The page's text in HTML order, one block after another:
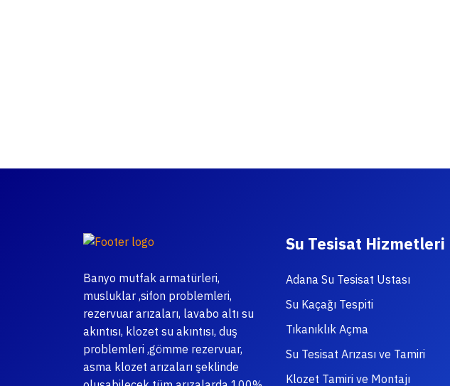
Banyo mutfak armatürleri,
musluklar ,sifon problemleri,
rezervuar arızaları, lavabo altı su
akıntısı, klozet su akıntısı, duş
problemleri ,gömme rezervuar,
asma klozet arızaları şeklinde
Su Tesisat Hizmetleri
Adana Su Tesisat Ustası
Su Kaçağı Tespiti
Tıkanıklık Açma
Su Tesisat Arızası ve Tamiri
Klozet Tamiri ve Montajı